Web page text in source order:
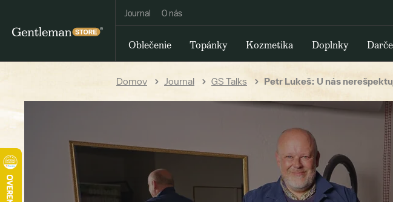
Journal O nás
Oblečenie Topánky Kozmetika Doplnky
Domov Journal GS Talks Petr Lukeš: U nás